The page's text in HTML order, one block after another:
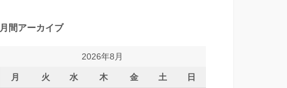
月間アーカイブ
2026年8月
月 火 水 木 金 土 日